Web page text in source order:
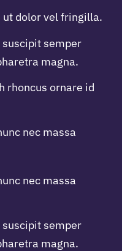
ut dolor vel fringilla.
semper
magna.
rhoncus ornare id
nec massa
nec massa
semper
magna.